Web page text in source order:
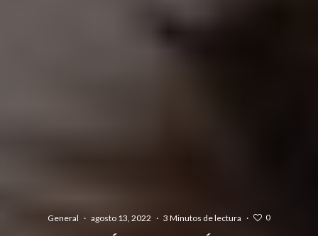
General · agosto 13, 2022 · 3 Minutos de lectura · 0